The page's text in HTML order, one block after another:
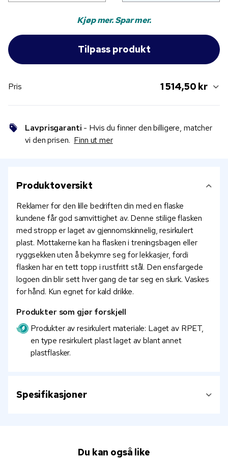
Kjøp mer. Spar mer.
Pris 1 514,50 kr
Lavprisgaranti - Hvis du finner den billigere, matcher
vi den prisen. Finn ut mer
Produktoversikt
Reklamer for den lille bedriften din med en flaske
kundene får god samvittighet av. Denne stilige flasken
med stropp er laget av gjennomskinnelig, resirkulert
plast. Mottakerne kan ha flasken i treningsbagen eller
ryggsekken uten å bekymre seg for lekkasjer, fordi
flasken har en tett topp i rustfritt stål. Den ensfargede
logoen din blir sett hver gang de tar seg en slurk. Vaskes
for hånd. Kun egnet for kald drikke.
Produkter som gjør forskjell
Produkter av resirkulert materiale: Laget av RPET,
en type resirkulert plast laget av blant annet
plastflasker.
Spesifikasjoner
Du kan også like